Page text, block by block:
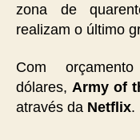
zona de
realizam o último
Com
dólares, Army of
através da Netflix.